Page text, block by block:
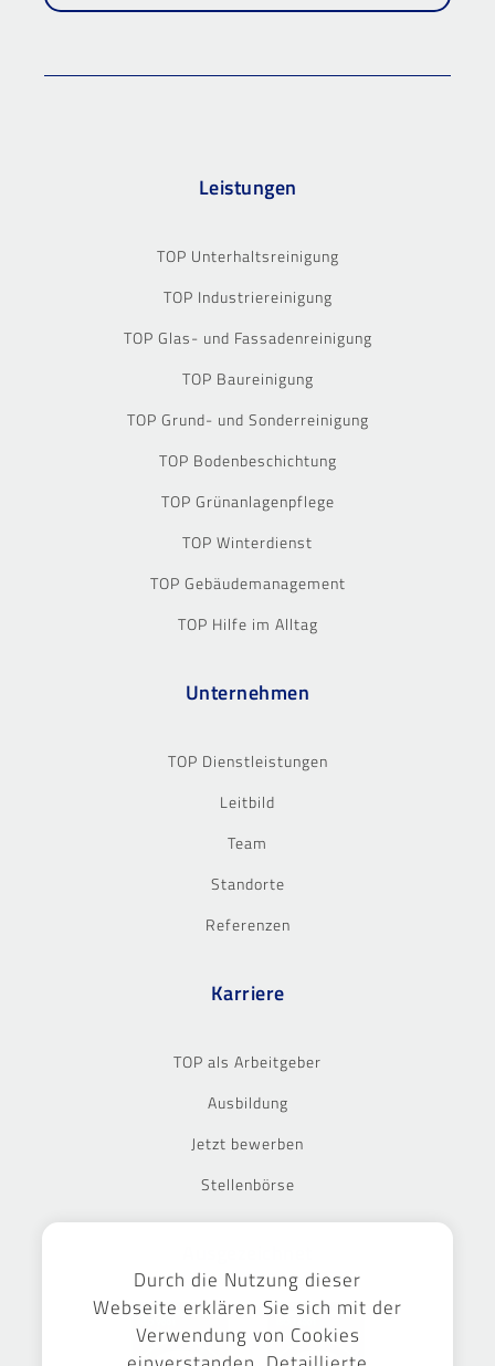
Leistungen
TOP Unterhaltsreinigung
TOP Industriereinigung
TOP Glas- und Fassadenreinigung
TOP Baureinigung
TOP Grund- und Sonderreinigung
TOP Bodenbeschichtung
TOP Grünanlagenpflege
TOP Winterdienst
TOP Gebäudemanagement
TOP Hilfe im Alltag
Unternehmen
TOP Dienstleistungen
Leitbild
Team
Standorte
Referenzen
Karriere
TOP als Arbeitgeber
Ausbildung
Jetzt bewerben
Stellenbörse
Durch die Nutzung dieser
Webseite erklären Sie sich mit der
Verwendung von Cookies